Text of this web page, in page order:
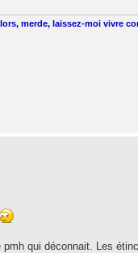
merde, laissez-moi vivre
qui déconnait. Les